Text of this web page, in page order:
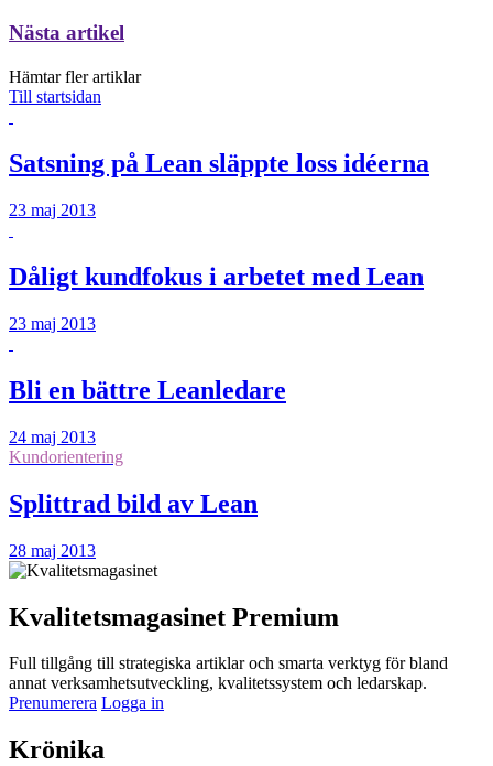
Nästa artikel
Hämtar fler artiklar
Till startsidan
Satsning på Lean släppte loss idéerna
23 maj 2013
Dåligt kundfokus i arbetet med Lean
23 maj 2013
Bli en bättre Leanledare
24 maj 2013
Kundorientering
Splittrad bild av Lean
28 maj 2013
Kvalitetsmagasinet Premium
Full tillgång till strategiska artiklar och smarta verktyg för bland
annat verksamhetsutveckling, kvalitetssystem och ledarskap.
Prenumerera Logga in
Krönika